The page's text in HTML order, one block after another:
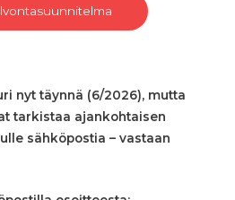
nyt täynnä (6/2026), mutta
tarkistaa ajankohtaisen
sähköpostia – vastaan